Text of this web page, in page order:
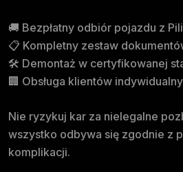
🚚 Bezpłatny odbiór pojazdu z
📋 Kompletny zestaw
🛠️ Demontaż w certyfikowanej
🏢 Obsługa klientów
Nie ryzykuj kar za nielegalne
wszystko odbywa się zgodnie z
komplikacji.